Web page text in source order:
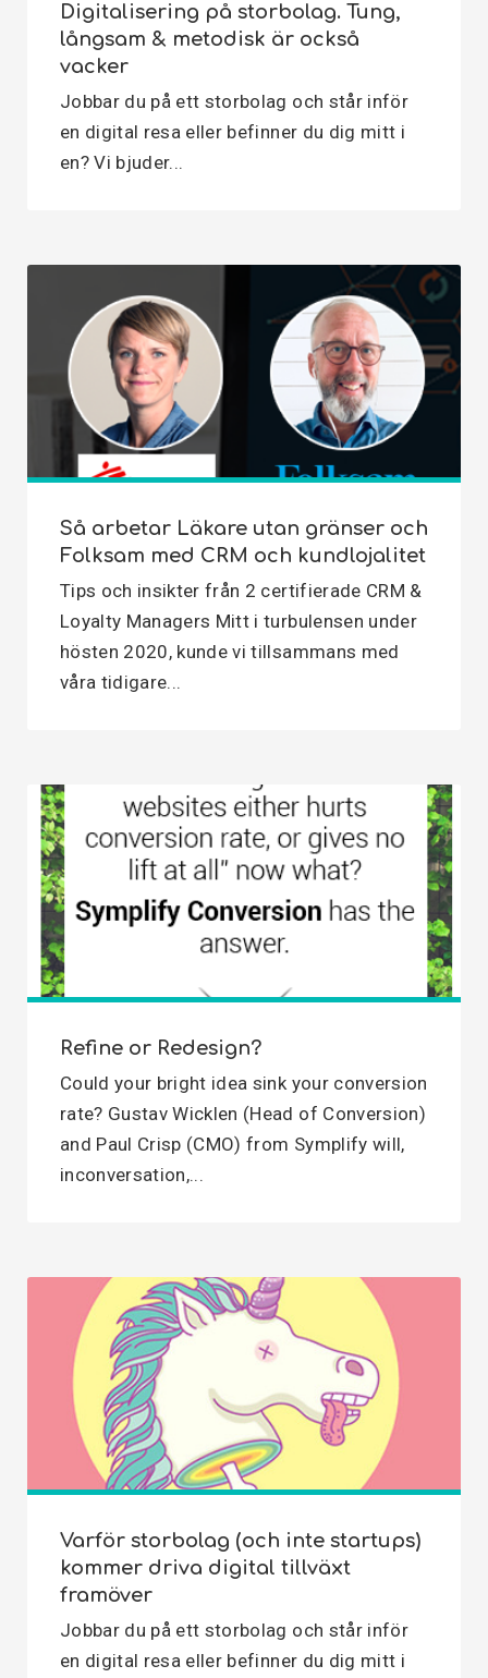
Digitalisering på storbolag. Tung,
långsam & metodisk är också
vacker
Jobbar du på ett storbolag och står inför
en digital resa eller befinner du dig mitt i
en? Vi bjuder...
Så arbetar Läkare utan gränser och
Folksam med CRM och kundlojalitet
Tips och insikter från 2 certifierade CRM &
Loyalty Managers Mitt i turbulensen under
hösten 2020, kunde vi tillsammans med
våra tidigare...
Refine or Redesign?
Could your bright idea sink your conversion
rate? Gustav Wicklen (Head of Conversion)
and Paul Crisp (CMO) from Symplify will,
inconversation,...
Varför storbolag (och inte startups)
kommer driva digital tillväxt
framöver
Jobbar du på ett storbolag och står inför
en digital resa eller befinner du dig mitt i